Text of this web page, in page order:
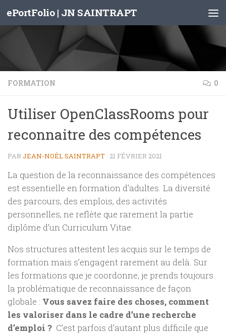
Skip to content
ePortFolio | JN SAINTRAPT
FORMATION 0
Utiliser OpenClassRooms pour
reconnaitre des compétences
PARJEAN-NOËL SAINTRAPT · 21 FÉVRIER 2021
La question de la reconnaissance des compétences
est essentielle en formation d’adultes. La diversité
des parcours, des emplois, des activités
personnelles, ne reflète que rarement la partie
diplôme d’un Curriculum Vitae.
Nos structures attestent les acquis sur le temps de
formation mais s’engagent rarement au delà. Sur
les formations que je coordonne, je prends toujours
la problématique de reconnaissance de façon
globale : Vous savez faire des choses, comment
les valoriser dans le cadre d’une recherche
d’emploi ? C’est parfois d’autant plus difficile que